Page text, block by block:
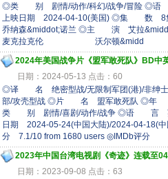
◎类 别 剧情/动作/科幻/战争/冒险
上映日期 2024-04-10(美国) ◎集
乔纳森&middot;诺兰 ◎主 演 艾拉
麦克拉克伦 沃尔顿&midd
2024年美国战争片《盟军敢死队》BD中
日期：2024-05-13 点击：60
◎译 名 绝密型战/无限制军团(港)/非绅士
部/攻壳型战 ◎片 名 盟军敢死队 ◎
类 别 剧情/喜剧/动作/战争 ◎语 言
日期 2024-05-24(中国大陆)/2024-04-18(
分 7.1/10 from 1680 users ◎IMDb评分
2023年中国台湾电视剧《奇迹》连载至04
日期：2023-09-08 点击：63